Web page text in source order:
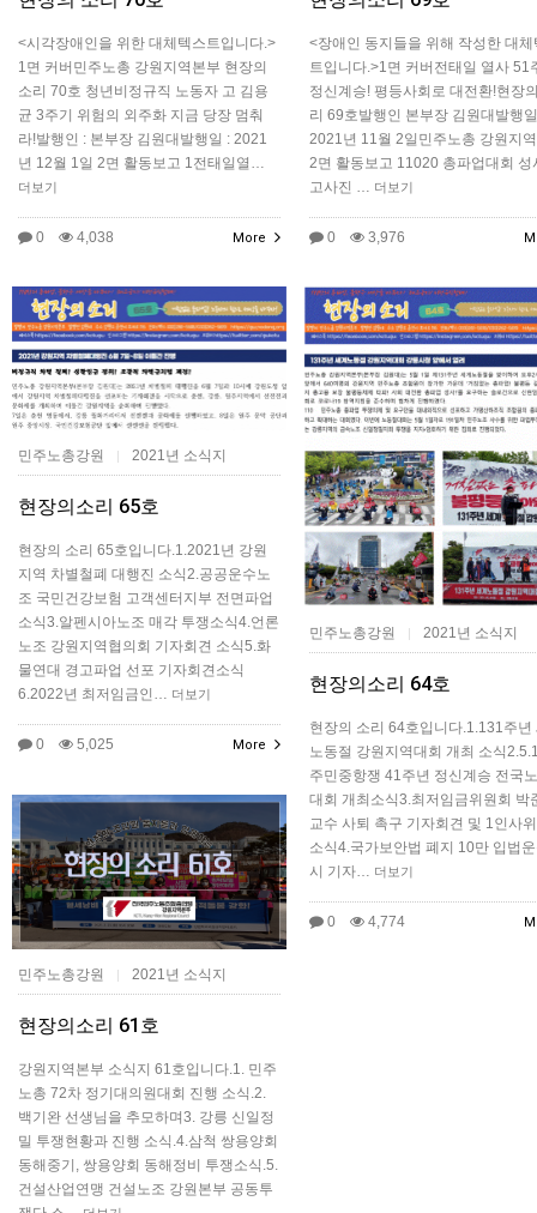
<시각장애인을 위한 대체텍스트입니다.>
1면 커버민주노총 강원지역본부 현장의
소리 70호 청년비정규직 노동자 고 김용
균 3주기 위험의 외주화 지금 당장 멈춰
라!발행인 : 본부장 김원대발행일 : 2021
년 12월 1일 2면 활동보고 1전태일열…
더보기
0 4,038 More
<장애인 동지들을 위해 작성한 대체
트입니다.>1면 커버전태일 열사 51
정신계승! 평등사회로 대전환!현장
리 69호발행인 본부장 김원대발행일
2021년 11월 2일민주노총 강원지
2면 활동보고 11020 총파업대회 성
고사진 …
더보기
0 3,976
민주노총강원 | 2021년 소식지
현장의소리 65호
현장의 소리 65호입니다.1.2021년 강원
지역 차별철폐 대행진 소식2.공공운수노
조 국민건강보험 고객센터지부 전면파업
소식3.알펜시아노조 매각 투쟁소식4.언론
노조 강원지역협의회 기자회견 소식5.화
물연대 경고파업 선포 기자회견소식
6.2022년 최저임금인…
더보기
0 5,025 More
민주노총강원 | 2021년 소식지
현장의소리 64호
현장의 소리 64호입니다.1.131주년
노동절 강원지역대회 개최 소식
주민중항쟁 41주년 정신계승 전국
대회 개최소식3.최저임금위원회 박
교수 사퇴 촉구 기자회견 및 1인사
소식4.국가보안법 폐지 10만 입법
시 기자…
더보기
0 4,774
민주노총강원 | 2021년 소식지
현장의소리 61호
강원지역본부 소식지 61호입니다.1. 민주
노총 72차 정기대의원대회 진행 소식.2.
백기완 선생님을 추모하며3. 강릉 신일정
밀 투쟁현황과 진행 소식.4.삼척 쌍용양회
동해중기, 쌍용양회 동해정비 투쟁소식.5.
건설산업연맹 건설노조 강원본부 공동투